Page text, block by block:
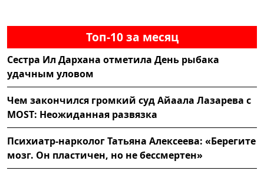
Топ-10 за месяц
Сестра Ил Дархана отметила День рыбака
удачным уловом
Чем закончился громкий суд Айаала Лазарева с
MOST: Неожиданная развязка
Психиатр-нарколог Татьяна Алексеева: «Берегите
мозг. Он пластичен, но не бессмертен»